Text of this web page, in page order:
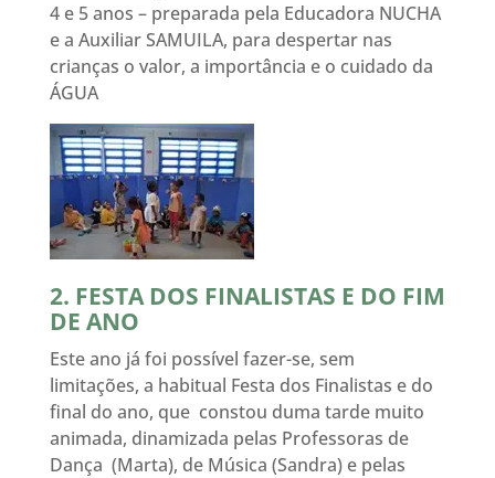
4 e 5 anos – preparada pela Educadora NUCHA
e a Auxiliar SAMUILA, para despertar nas
crianças o valor, a importância e o cuidado da
ÁGUA
2. FESTA DOS FINALISTAS E DO FIM
DE ANO
Este ano já foi possível fazer-se, sem
limitações, a habitual Festa dos Finalistas e do
final do ano, que constou duma tarde muito
animada, dinamizada pelas Professoras de
Dança (Marta), de Música (Sandra) e pelas